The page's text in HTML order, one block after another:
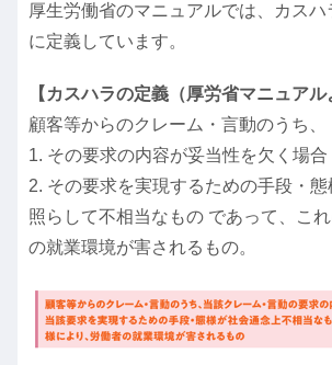
厚生労働省のマニュアルでは、カスハ
に定義しています。
【カスハラの定義（厚労省マニュアル
顧客等からのクレーム・言動のうち、
1. その要求の内容が妥当性を欠く場合
2. その要求を実現するための手段・
照らして不相当なもの であって、こ
の就業環境が害されるもの。